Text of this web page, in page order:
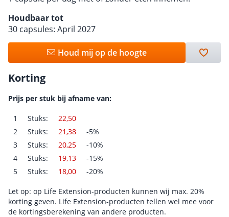
Houdbaar tot
30 capsules: April 2027
Houd mij op de hoogte
Korting
Prijs per stuk bij afname van:
1 Stuks:
22,50
2
Stuks: 21,38
-5%
3
Stuks: 20,25
-10%
4
Stuks: 19,13
-15%
5
Stuks: 18,00 -20%
Let op: op Life Extension-producten kunnen wij max. 20%
korting geven. Life Extension-producten tellen wel mee voor
de kortingsberekening van andere producten.